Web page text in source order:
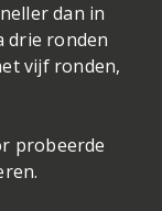
dan in
drie ronden
vijf ronden,
probeerde